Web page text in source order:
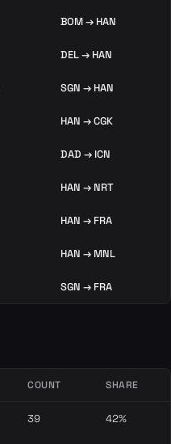
BOM → HAN
DEL → HAN
SGN → HAN
HAN → CGK
DAD → ICN
HAN → NRT
HAN → FRA
HAN → MNL
SGN → FRA
COUNT SHARE
39 42%